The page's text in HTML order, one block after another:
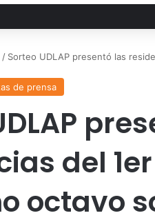
/ Sorteo UDLAP presentó las
de prensa
del
octavo